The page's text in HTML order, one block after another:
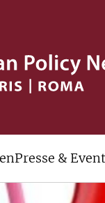
Presse &